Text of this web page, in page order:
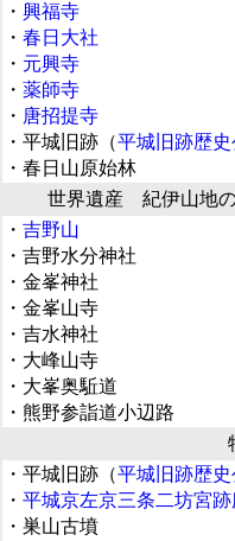
・ 興福寺
・ 春日大社
・ 元興寺
・ 薬師寺
・ 唐招提寺
・平城旧跡（平城旧跡歴史
・春日山原始林
世界遺産 紀伊山地の
・ 吉野山
・吉野水分神社
・金峯神社
・金峯山寺
・吉水神社
・大峰山寺
・大峯奥駈道
・熊野参詣道小辺路
・平城旧跡（平城旧跡歴史
・ 平城京左京三条二坊宮跡
・巣山古墳